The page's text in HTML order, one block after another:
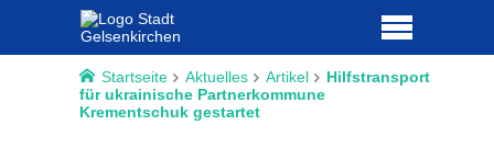
Startseite Aktuelles Artikel
Hilfstransport
für ukrainische Partnerkommune
Krementschuk gestartet